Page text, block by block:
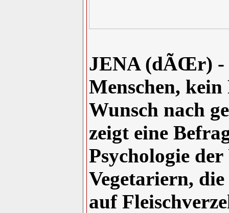
JENA (dÃŒr) -
Menschen, kein
Wunsch nach
zeigt eine
Psychologie
Vegetariern,
auf